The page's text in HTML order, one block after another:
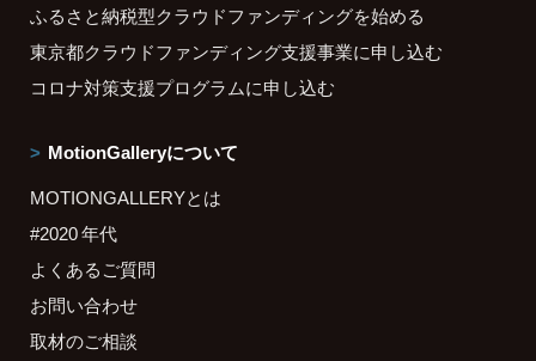
ふるさと納税型クラウドファンディングを始める
東京都クラウドファンディング支援事業に申し込む
コロナ対策支援プログラムに申し込む
MotionGalleryについて
MOTIONGALLERYとは
#2020 年代
よくあるご質問
お問い合わせ
取材のご相談